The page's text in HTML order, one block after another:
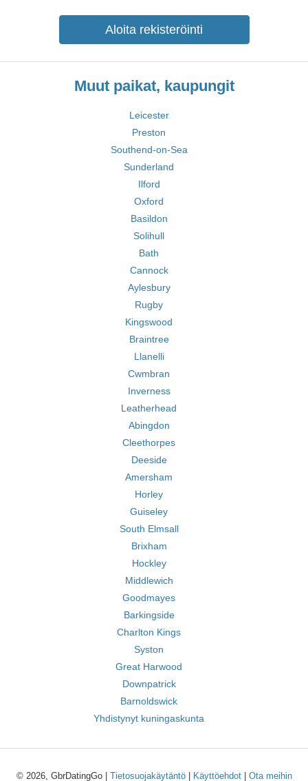
Aloita rekisteröinti
Muut paikat, kaupungit
Leicester
Preston
Southend-on-Sea
Sunderland
Ilford
Oxford
Basildon
Solihull
Bath
Cannock
Aylesbury
Rugby
Kingswood
Braintree
Llanelli
Cwmbran
Inverness
Leatherhead
Abingdon
Cleethorpes
Deeside
Amersham
Horley
Guiseley
South Elmsall
Brixham
Hockley
Middlewich
Goodmayes
Barkingside
Charlton Kings
Syston
Great Harwood
Downpatrick
Barnoldswick
Yhdistynyt kuningaskunta
© 2026, GbrDatingGo | Tietosuojakäytäntö| Käyttöehdot| Ota meihin